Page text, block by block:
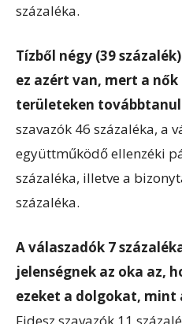
százaléka.
Tízből négy (39
ez azért van, mert a
területeken
szavazók 46 százaléka, a
együttműködő ellenzéki
százaléka, illetve a
százaléka.
A válaszadók 7
jelenségnek az oka az,
ezeket a dolgokat, mint